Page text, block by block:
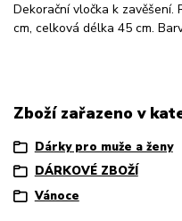
Dekorační vločka k zavěšení.
cm, celková délka 45 cm.
Zboží zařazeno v
Dárky pro muže a ženy
DÁRKOVÉ ZBOŽÍ
Vánoce